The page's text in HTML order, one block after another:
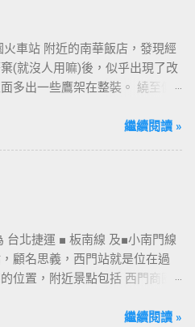
火車站 附近的南華飯店，發現經
(就沒人用嘛)後，似乎出現了改
多出一些鷹架在整裝。 繞至側
有一個聚餐旅遊的好去處囉!!但今
讀者們追蹤其動態消息，請各位
的來臨吧！ 南華飯店施工中現
繼續閱讀 »
台北捷運 ■ 板南線 及■小南門線
，顧名思義，西門站就是位在過
位置，附近景點包括 西門商圈
口，因位處 西門商圈 之入口，成
繼續閱讀 »